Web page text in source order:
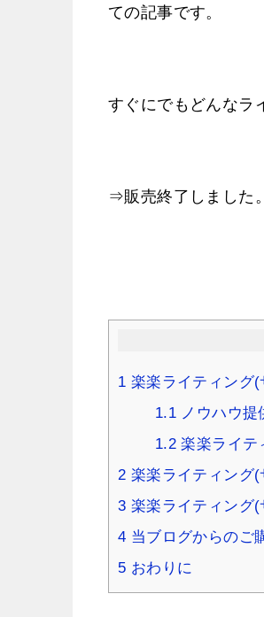
ての記事です。
すぐにでもどんなラ
⇒販売終了しました。
1 楽楽ライティング(
1.1 ノウハウ提
1.2 楽楽ライテ
2 楽楽ライティング
3 楽楽ライティング
4 当ブログからのご
5 おわりに